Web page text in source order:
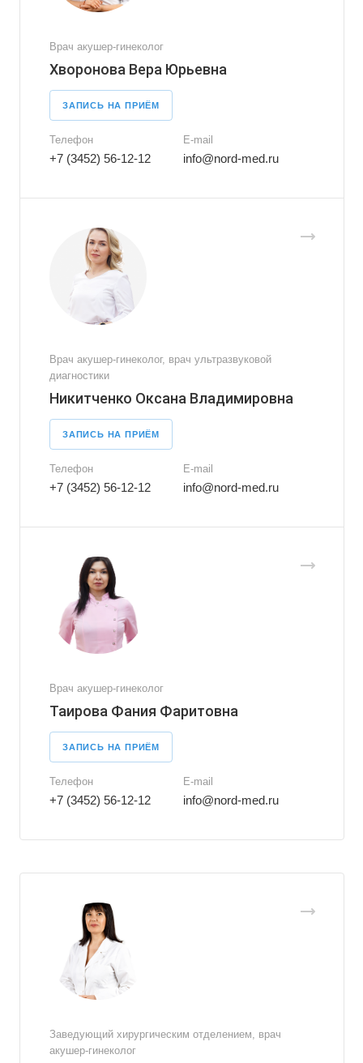
Врач акушер-гинеколог
Хворонова Вера Юрьевна
ЗАПИСЬ НА ПРИЁМ
Телефон
+7 (3452) 56-12-12
E-mail
info@nord-med.ru
Врач акушер-гинеколог, врач ультразвуковой
диагностики
Никитченко Оксана Владимировна
ЗАПИСЬ НА ПРИЁМ
Телефон
+7 (3452) 56-12-12
E-mail
info@nord-med.ru
Врач акушер-гинеколог
Таирова Фания Фаритовна
ЗАПИСЬ НА ПРИЁМ
Телефон
+7 (3452) 56-12-12
E-mail
info@nord-med.ru
Заведующий хирургическим отделением, врач
акушер-гинеколог